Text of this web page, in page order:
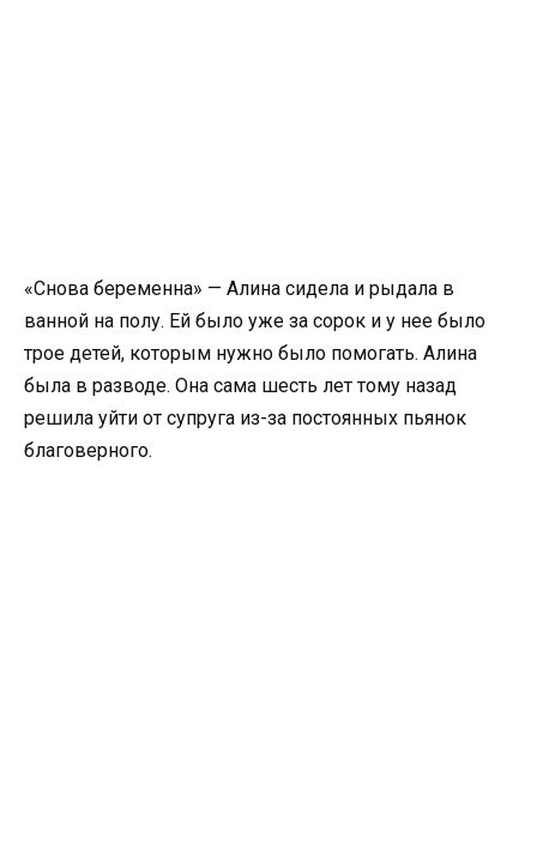
«Снова беременна» — Алина сидела и рыдала в
ванной на полу. Ей было уже за сорок и у нее было
трое детей, которым нужно было помогать. Алина
была в разводе. Она сама шесть лет тому назад
решила уйти от супруга из-за постоянных пьянок
благоверного.